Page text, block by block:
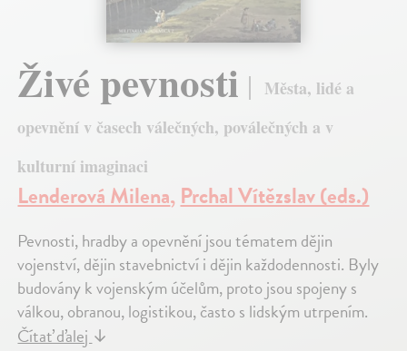
Živé pevnosti
Města, lidé a
opevnění v časech válečných, poválečných a v
kulturní imaginaci
Lenderová Milena,Prchal Vítězslav (eds.)
Pevnosti, hradby a opevnění jsou tématem dějin
vojenství, dějin stavebnictví i dějin každodennosti. Byly
budovány k vojenským účelům, proto jsou spojeny s
válkou, obranou, logistikou, často s lidským utrpením.
Čítať ďalej↓